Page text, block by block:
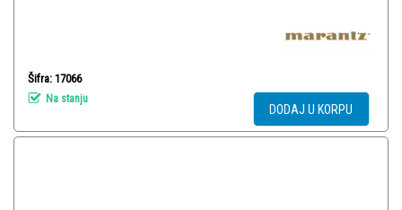
Šifra: 17066
Na stanju
DODAJ U KORPU